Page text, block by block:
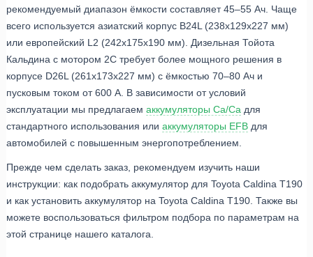
рекомендуемый диапазон ёмкости составляет 45–55 Ач. Чаще
всего используется азиатский корпус B24L (238x129x227 мм)
или европейский L2 (242x175x190 мм). Дизельная Тойота
Кальдина с мотором 2C требует более мощного решения в
корпусе D26L (261x173x227 мм) с ёмкостью 70–80 Ач и
пусковым током от 600 А. В зависимости от условий
эксплуатации мы предлагаем аккумуляторы Ca/Ca для
стандартного использования или аккумуляторы EFB для
автомобилей с повышенным энергопотреблением.
Прежде чем сделать заказ, рекомендуем изучить наши
инструкции: как подобрать аккумулятор для Toyota Caldina T190
и как установить аккумулятор на Toyota Caldina T190. Также вы
можете воспользоваться фильтром подбора по параметрам на
этой странице нашего каталога.